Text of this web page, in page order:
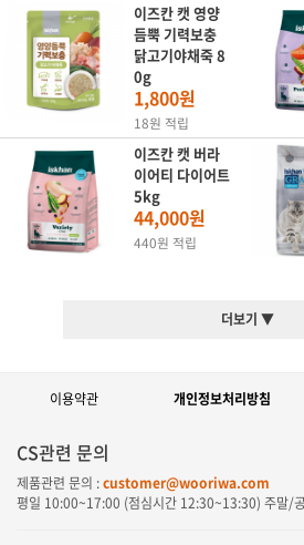
이즈칸 캣 영양
듬뿍 기력보충
닭고기야채죽 8
0g
1,800원
18원 적립
이즈칸 캣 버라
이어티 다이어트
5kg
44,000원
440원 적립
더보기 ▼
이용약관 개인정보처리방침
CS관련 문의
제품관련 문의 :customer@wooriwa.com
평일 10:00~17:00 (점심시간 12:30~13:30) 주말/